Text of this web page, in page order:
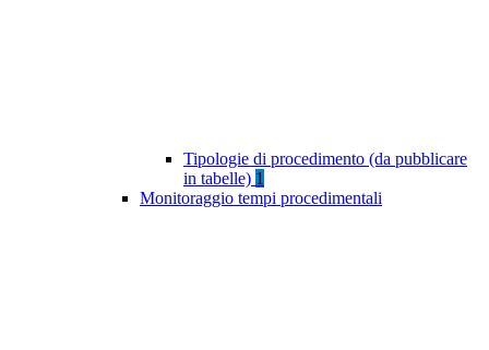
Tipologie di procedimento (da pubblicare
in tabelle) 1
Monitoraggio tempi procedimentali